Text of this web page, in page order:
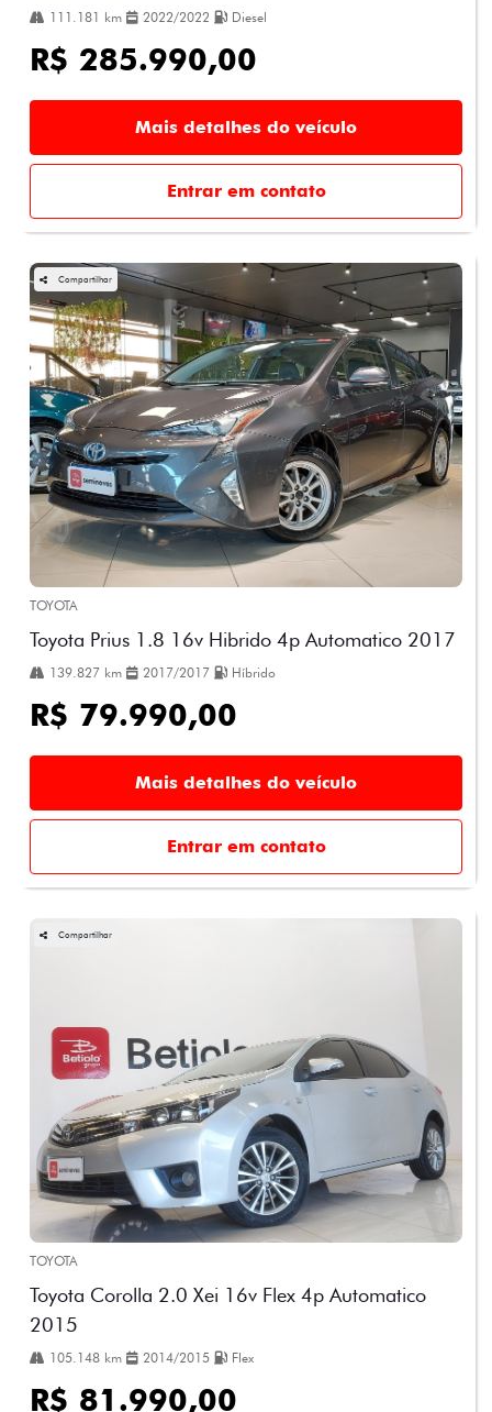
111.181 km 2022/2022 Diesel
R$ 285.990,00
Mais detalhes do veículo
Entrar em contato
Compartilhar
TOYOTA
Toyota Prius 1.8 16v Hibrido 4p Automatico 2017
139.827 km 2017/2017 Híbrido
R$ 79.990,00
Mais detalhes do veículo
Entrar em contato
Compartilhar
TOYOTA
Toyota Corolla 2.0 Xei 16v Flex 4p Automatico
2015
105.148 km 2014/2015 Flex
R$ 81.990,00